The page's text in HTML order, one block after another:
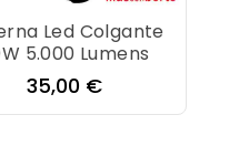
Led Colgante
5.000 Lumens
Precio
35,00 €